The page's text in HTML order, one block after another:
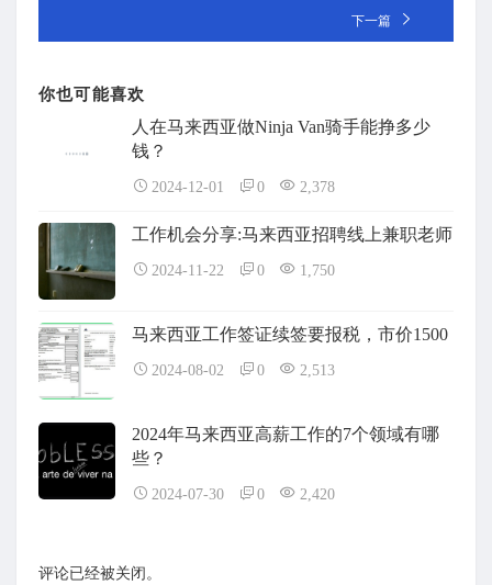
下一篇
你也可能喜欢
人在马来西亚做Ninja Van骑手能挣多少
钱？
2024-12-01 0 2,378
工作机会分享:马来西亚招聘线上兼职老师
2024-11-22 0 1,750
马来西亚工作签证续签要报税，市价1500
2024-08-02 0 2,513
2024年马来西亚高薪工作的7个领域有哪
些？
2024-07-30 0 2,420
评论已经被关闭。